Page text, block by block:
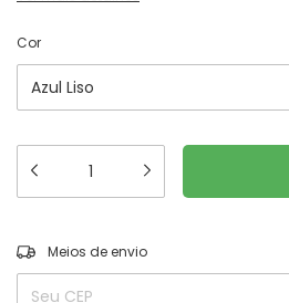
Cor
Entregas para o CEP:
Meios de envio